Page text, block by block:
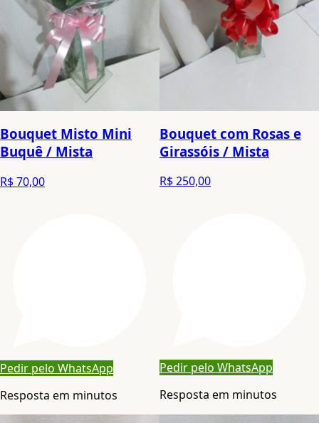
Bouquet Misto Mini
Buquê / Mista
R$ 70,00
Pedir pelo WhatsApp
Resposta em minutos
Bouquet com Rosas e
Girassóis / Mista
R$ 250,00
Pedir pelo WhatsApp
Resposta em minutos